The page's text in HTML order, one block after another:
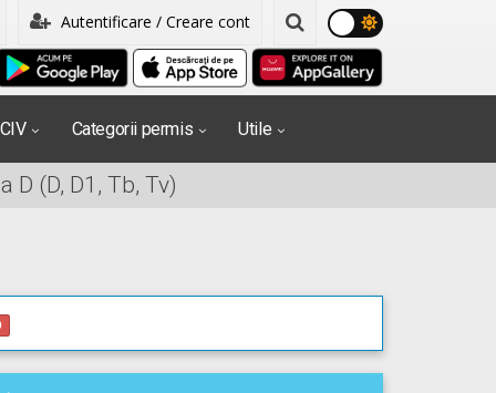
Autentificare / Creare cont
Categorii permis Utile
D (D, D1, Tb, Tv)